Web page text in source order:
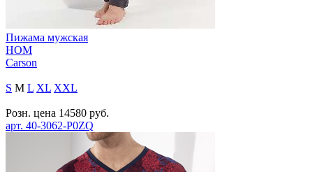
Пижама мужская
HOM
Carson
S M L XL XXL
Розн. цена 14580 руб.
арт. 40-3062-P0ZQ